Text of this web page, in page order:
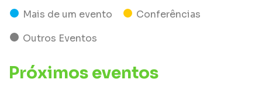
Mais de um evento
Conferências
Outros Eventos
Próximos eventos